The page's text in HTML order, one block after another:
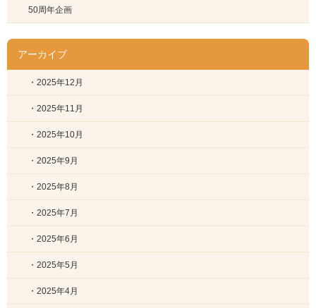
50周年企画
アーカイブ
・2025年12月
・2025年11月
・2025年10月
・2025年9月
・2025年8月
・2025年7月
・2025年6月
・2025年5月
・2025年4月